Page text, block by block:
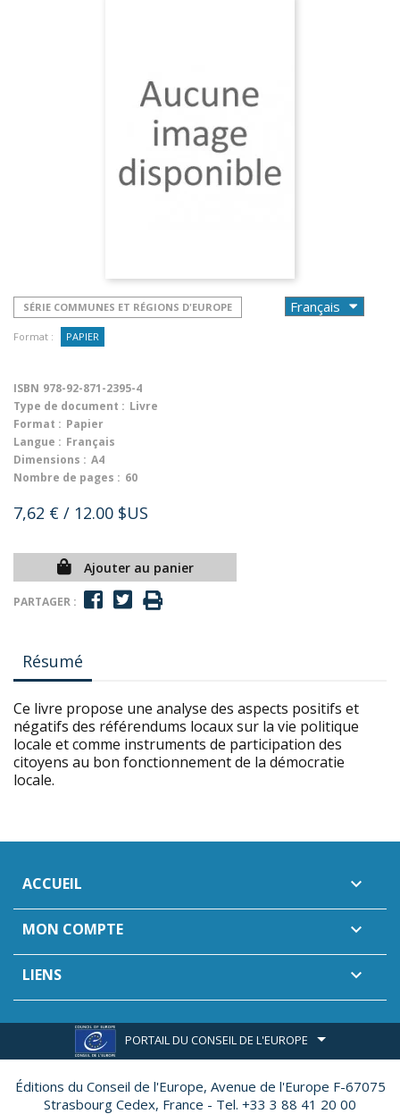
SÉRIE COMMUNES ET RÉGIONS D'EUROPE
Format : PAPIER
ISBN 978-92-871-2395-4
Type de document : Livre
Format : Papier
Langue : Français
Dimensions : A4
Nombre de pages : 60
7,62 € / 12.00 $US
Ajouter au panier
PARTAGER :
Résumé
Ce livre propose une analyse des aspects positifs et
négatifs des référendums locaux sur la vie politique
locale et comme instruments de participation des
citoyens au bon fonctionnement de la démocratie
locale.
ACCUEIL 
MON COMPTE 
LIENS 
PORTAIL DU CONSEIL DE L'EUROPE
Éditions du Conseil de l'Europe, Avenue de l'Europe F-67075
Strasbourg Cedex, France - Tel. +33 3 88 41 20 00